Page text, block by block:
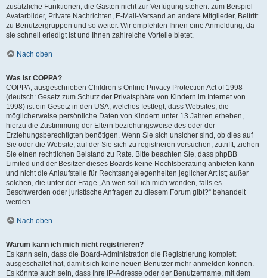
zusätzliche Funktionen, die Gästen nicht zur Verfügung stehen: zum Beispiel
Avatarbilder, Private Nachrichten, E-Mail-Versand an andere Mitglieder, Beitritt
zu Benutzergruppen und so weiter. Wir empfehlen Ihnen eine Anmeldung, da
sie schnell erledigt ist und Ihnen zahlreiche Vorteile bietet.
Nach oben
Was ist COPPA?
COPPA, ausgeschrieben Children’s Online Privacy Protection Act of 1998
(deutsch: Gesetz zum Schutz der Privatsphäre von Kindern im Internet von
1998) ist ein Gesetz in den USA, welches festlegt, dass Websites, die
möglicherweise persönliche Daten von Kindern unter 13 Jahren erheben,
hierzu die Zustimmung der Eltern beziehungsweise des oder der
Erziehungsberechtigten benötigen. Wenn Sie sich unsicher sind, ob dies auf
Sie oder die Website, auf der Sie sich zu registrieren versuchen, zutrifft, ziehen
Sie einen rechtlichen Beistand zu Rate. Bitte beachten Sie, dass phpBB
Limited und der Besitzer dieses Boards keine Rechtsberatung anbieten kann
und nicht die Anlaufstelle für Rechtsangelegenheiten jeglicher Art ist; außer
solchen, die unter der Frage „An wen soll ich mich wenden, falls es
Beschwerden oder juristische Anfragen zu diesem Forum gibt?“ behandelt
werden.
Nach oben
Warum kann ich mich nicht registrieren?
Es kann sein, dass die Board-Administration die Registrierung komplett
ausgeschaltet hat, damit sich keine neuen Benutzer mehr anmelden können.
Es könnte auch sein, dass Ihre IP-Adresse oder der Benutzername, mit dem